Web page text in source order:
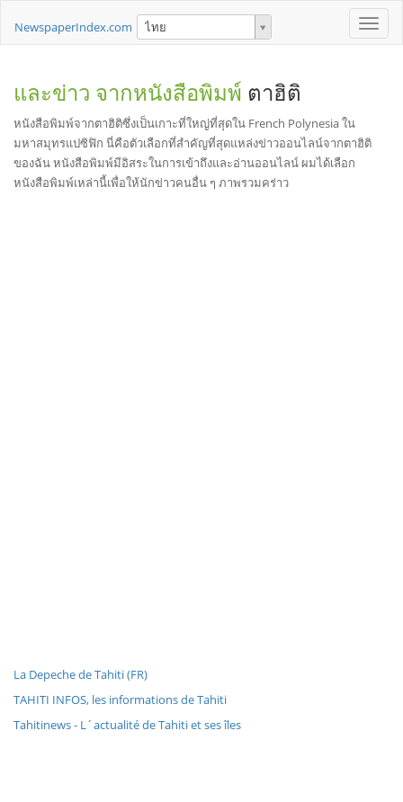
Toggle
NewspaperIndex.com ไทย
และข่าว จากหนังสือพิมพ์ ตาฮิติ
หนังสือพิมพ์จากตาฮิติซึ่งเป็นเกาะที่ใหญ่ที่สุดใน French Polynesia ใน
มหาสมุทรแปซิฟิก นี่คือตัวเลือกที่สำคัญที่สุดแหล่งข่าวออนไลน์จากตาฮิติ
ของฉัน หนังสือพิมพ์มีอิสระในการเข้าถึงและอ่านออนไลน์ ผมได้เลือก
หนังสือพิมพ์เหล่านี้เพื่อให้นักข่าวคนอื่น ๆ ภาพรวมคร่าว
La Depeche de Tahiti (FR)
TAHITI INFOS, les informations de Tahiti
Tahitinews - L´actualité de Tahiti et ses îles